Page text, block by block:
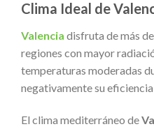
Clima Ideal de
Valencia disfruta de más
regiones con mayor
temperaturas moderadas
negativamente su
El clima mediterráneo de